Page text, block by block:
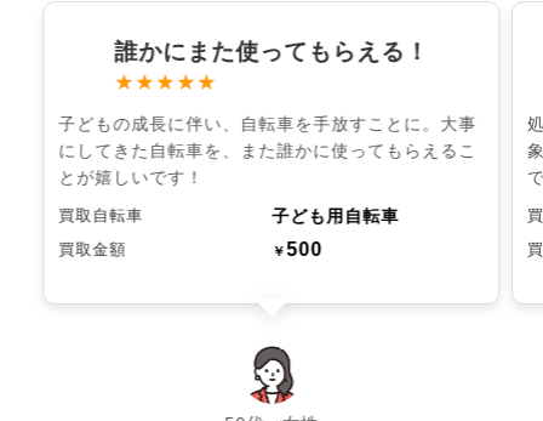
誰かにまた使ってもらえる！
★★★★★
子どもの成長に伴い、自転車を手放すことに。大事
にしてきた自転車を、また誰かに使ってもらえるこ
とが嬉しいです！
買取自転車 子ども用自転車
買取金額 ￥500
chevron_left chevron_right